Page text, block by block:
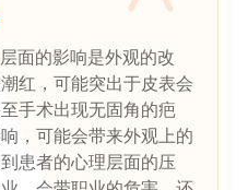
面的影响是外观的改
红，可能突出于皮表会
手术出现无固角的疤
，可能会带来外观上的
患者的心理层面的压